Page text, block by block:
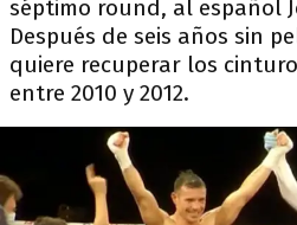
séptimo round, al español
Después de seis años sin
quiere recuperar los
entre 2010 y 2012.